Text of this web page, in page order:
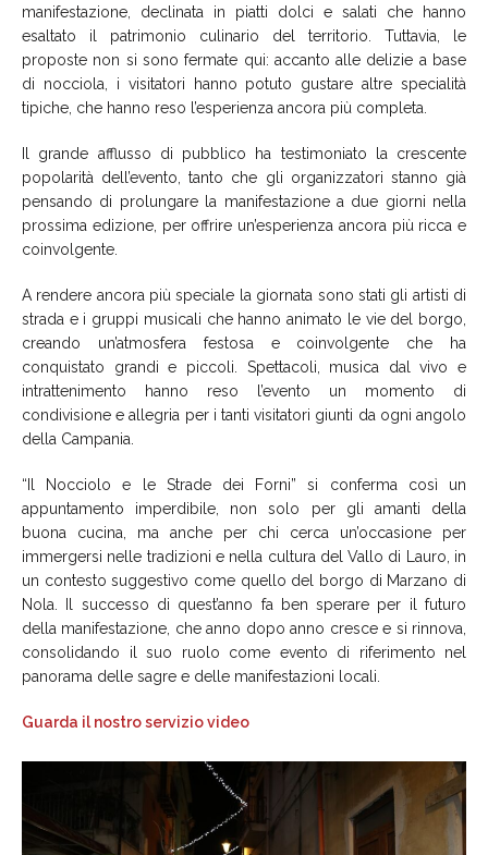
manifestazione, declinata in piatti dolci e salati che hanno
esaltato il patrimonio culinario del territorio. Tuttavia, le
proposte non si sono fermate qui: accanto alle delizie a base
di nocciola, i visitatori hanno potuto gustare altre specialità
tipiche, che hanno reso l’esperienza ancora più completa.
Il grande afflusso di pubblico ha testimoniato la crescente
popolarità dell’evento, tanto che gli organizzatori stanno già
pensando di prolungare la manifestazione a due giorni nella
prossima edizione, per offrire un’esperienza ancora più ricca e
coinvolgente.
A rendere ancora più speciale la giornata sono stati gli artisti di
strada e i gruppi musicali che hanno animato le vie del borgo,
creando un’atmosfera festosa e coinvolgente che ha
conquistato grandi e piccoli. Spettacoli, musica dal vivo e
intrattenimento hanno reso l’evento un momento di
condivisione e allegria per i tanti visitatori giunti da ogni angolo
della Campania.
“Il Nocciolo e le Strade dei Forni” si conferma così un
appuntamento imperdibile, non solo per gli amanti della
buona cucina, ma anche per chi cerca un’occasione per
immergersi nelle tradizioni e nella cultura del Vallo di Lauro, in
un contesto suggestivo come quello del borgo di Marzano di
Nola. Il successo di quest’anno fa ben sperare per il futuro
della manifestazione, che anno dopo anno cresce e si rinnova,
consolidando il suo ruolo come evento di riferimento nel
panorama delle sagre e delle manifestazioni locali.
Guarda il nostro servizio video